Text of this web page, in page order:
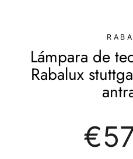
Lámpara de
Rabalux
regular